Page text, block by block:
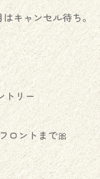
キャンセル待ち。
トリー
ロントまで🎀